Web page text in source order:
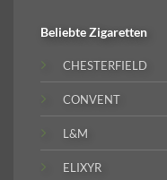
BeliebteZigaretten
CHESTERFIELD
CONVENT
L&M
ELIXYR